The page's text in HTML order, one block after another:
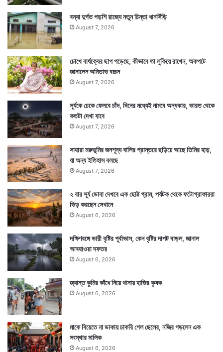
সংক্রান্ত এই লাগাতার তথ্য আগামী দিনে মঙ্গলে মানুষ পাঠাতেও
কার্যকরি ভূমিকা নেবে বলে মনে করছেন বিজ্ঞানীরা।
Tags NASA
বন্যা দুর্গত পড়শি রাজ্যে নতুন চিন্তা ধানসিঁড়ি
August 7, 2026
চোখে বার্ধক্যের ছাপ পড়েছে, কীভাবে তা লুকিয়ে রাখেন, অকপটে
জানালেন অমিতাভ বচ্চন
August 7, 2026
সূর্যকে ঢেকে ফেলবে চাঁদ, দিনের মধ্যেই নামবে অন্ধকার, ভারত থেকে
কতটা দেখা যাবে
August 7, 2026
সাহারা মরুভূমির জনশূন্য বালির প্রান্তরে ছড়িয়ে আছে তিমির হাড়,
যা অন্য ইতিহাস বলছে
August 7, 2026
২ বার সূর্য ডোবা দেখবে এক ছোট্ট গ্রাম, পর্যটক থেকে ফটোগ্রাফাররা
ভিড় করছেন সেখানে
August 6, 2026
দক্ষিণবঙ্গে ভারী বৃষ্টির পূর্বাভাস, কেন বৃষ্টির দাপট বাড়ল, জানাল
আবহাওয়া দফতর
August 6, 2026
জ্যান্ত কুমির কাঁধে নিয়ে থানায় হাজির কৃষক
August 6, 2026
মাকে বিয়েতে না ডাকায় চাকরি গেল ছেলের, নজির গড়লেন এক
সংস্থার মালিক
August 6, 2026